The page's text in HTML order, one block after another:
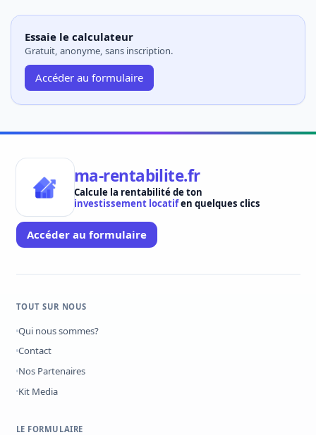
Essaie le calculateur
Gratuit, anonyme, sans inscription.
Accéder au formulaire
ma-rentabilite.fr
Calcule la rentabilité de ton
investissement locatifen quelques clics
Accéder au formulaire
TOUT SUR NOUS
Qui nous sommes?
Contact
Nos Partenaires
Kit Media
LE FORMULAIRE